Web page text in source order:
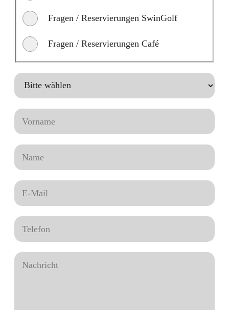
Fragen / Reservierungen SwinGolf
Fragen / Reservierungen Café